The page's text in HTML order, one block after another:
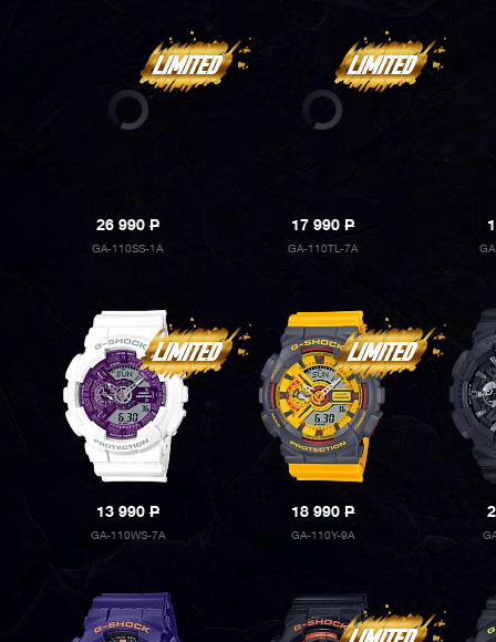
26 990P
GA-110SS-1A
17 990P
GA-110TL-7A
13 990P
GA-110WS-7A
18 990P
GA-110Y-9A